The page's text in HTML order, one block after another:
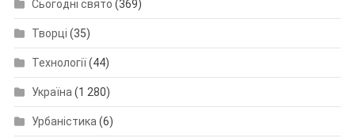
Сьогодні свято (369)
Творці (35)
Технології(44)
Україна (1 280)
Урбаністика (6)